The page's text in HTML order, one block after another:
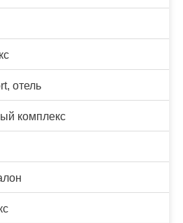
отель
комплекс